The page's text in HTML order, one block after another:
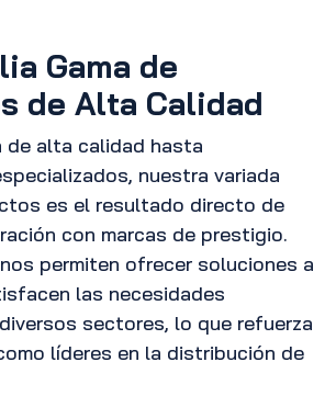
Gama de
de Alta Calidad
de alta calidad hasta
nuestra variada
es el resultado directo de
con marcas de prestigio.
permiten ofrecer soluciones a
las necesidades
sectores, lo que refuerza
líderes en la distribución de